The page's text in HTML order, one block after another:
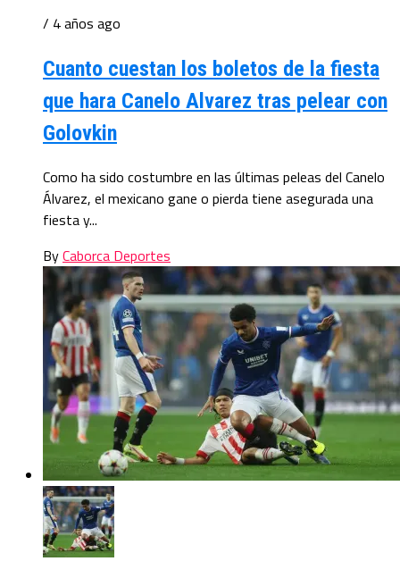
/ 4 años ago
Cuanto cuestan los boletos de la fiesta
que hara Canelo Alvarez tras pelear con
Golovkin
Como ha sido costumbre en las últimas peleas del Canelo
Álvarez, el mexicano gane o pierda tiene asegurada una
fiesta y...
ByCaborca Deportes